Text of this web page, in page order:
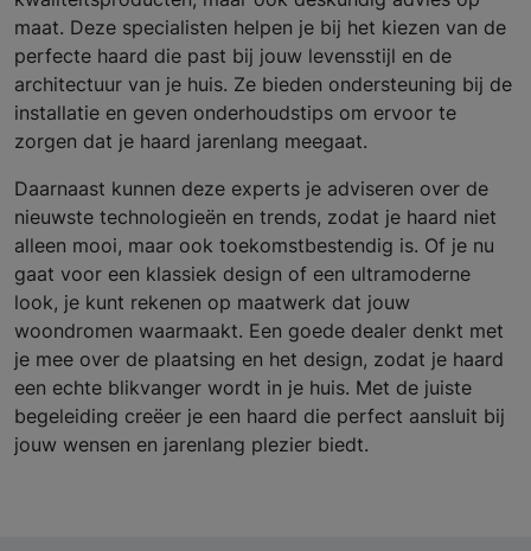
maat. Deze specialisten helpen je bij het kiezen van de
perfecte haard die past bij jouw levensstijl en de
architectuur van je huis. Ze bieden ondersteuning bij de
installatie en geven onderhoudstips om ervoor te
zorgen dat je haard jarenlang meegaat.
Daarnaast kunnen deze experts je adviseren over de
nieuwste technologieën en trends, zodat je haard niet
alleen mooi, maar ook toekomstbestendig is. Of je nu
gaat voor een klassiek design of een ultramoderne
look, je kunt rekenen op maatwerk dat jouw
woondromen waarmaakt. Een goede dealer denkt met
je mee over de plaatsing en het design, zodat je haard
een echte blikvanger wordt in je huis. Met de juiste
begeleiding creëer je een haard die perfect aansluit bij
jouw wensen en jarenlang plezier biedt.